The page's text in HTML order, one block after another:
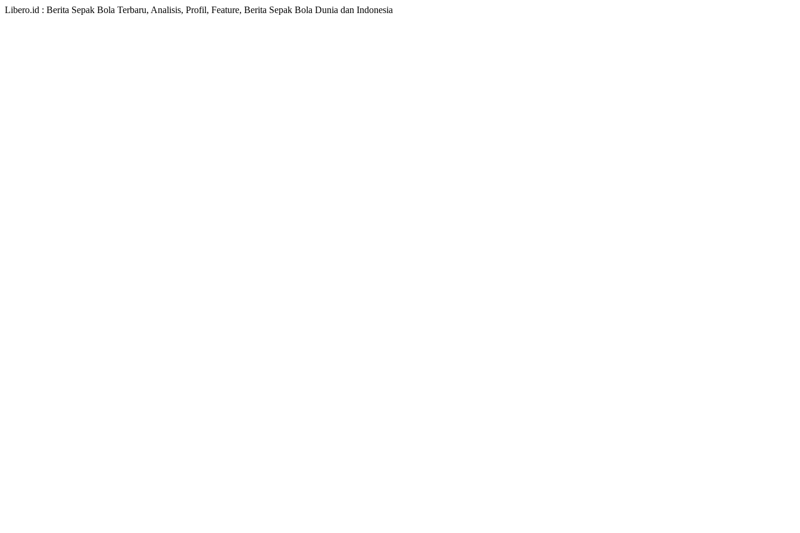
Libero.id : Berita Sepak Bola Terbaru, Analisis, Profil, Feature, Berita Sepak Bola Dunia dan Indonesia